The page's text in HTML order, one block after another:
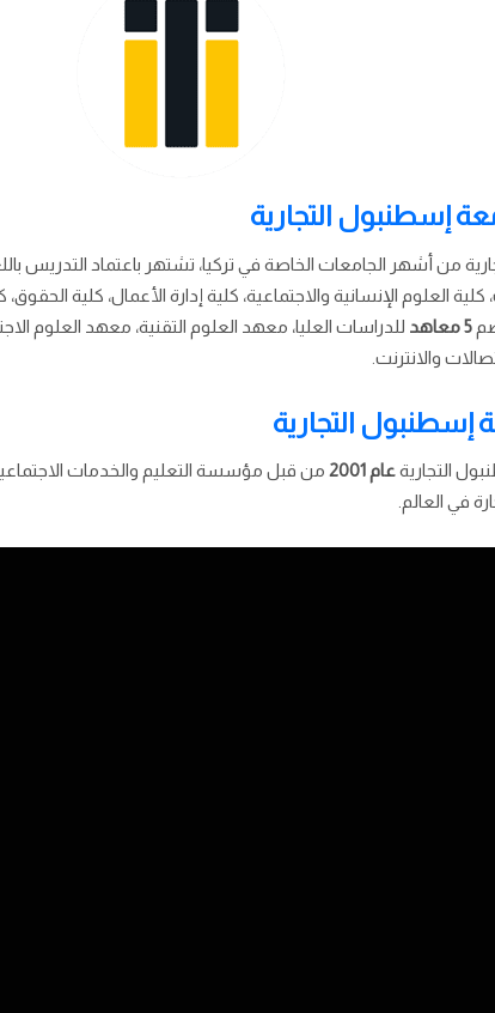
إسطنبول التجارية
من أشهر الجامعات الخاصة في تركيا، تشتهر باعتماد التدريس
، كلية العلوم الإنسانية والاجتماعية، كلية إدارة الأعمال، كلية
5 معاهد
للدراسات العليا، معهد العلوم التقنية، معهد العلوم
والانترنت.
التجارية
التجاريةعام 2001
من قبل مؤسسة التعليم والخدمات
في العالم.